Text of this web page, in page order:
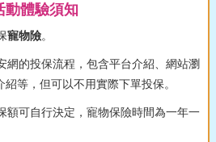
動體驗須知
寵物險。
網的投保流程，包含平台介紹、網站瀏
等，但可以不用實際下單投保。
額可自行決定，寵物保險時間為一年一